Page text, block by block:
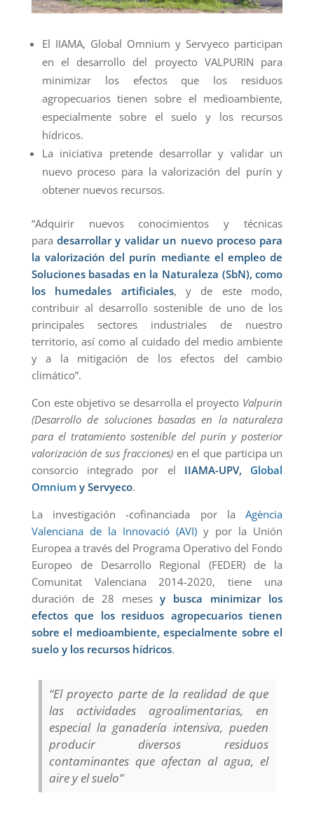
El IIAMA, Global Omnium y Servyeco participan
en el desarrollo del proyecto VALPURIN para
minimizar los efectos que los residuos
agropecuarios tienen sobre el medioambiente,
especialmente sobre el suelo y los recursos
hídricos.
La iniciativa pretende desarrollar y validar un
nuevo proceso para la valorización del purín y
obtener nuevos recursos.
“Adquirir nuevos conocimientos y técnicas
paradesarrollar y validar un nuevo proceso para
la valorización del purín mediante el empleo de
Soluciones basadas en la Naturaleza (SbN), como
los humedales artificiales, y de este modo,
contribuir al desarrollo sostenible de uno de los
principales sectores industriales de nuestro
territorio, así como al cuidado del medio ambiente
y a la mitigación de los efectos del cambio
climático”.
Con este objetivo se desarrolla el proyecto Valpurin
(Desarrollo de soluciones basadas en la naturaleza
para el tratamiento sostenible del purín y posterior
valorización de sus fracciones)en el que participa un
consorcio integrado por el IIAMA-UPV, Global
Omniumy Servyeco.
La investigación -cofinanciada por laAgència
Valenciana de la Innovació (AVI) y por la Unión
Europea a través del Programa Operativo del Fondo
Europeo de Desarrollo Regional (FEDER) de la
Comunitat Valenciana 2014-2020, tiene una
duración de 28 mesesy busca minimizar los
efectos que los residuos agropecuarios tienen
sobre el medioambiente, especialmente sobre el
suelo y los recursos hídricos.
“El proyecto parte de la realidad de que
las actividades agroalimentarias, en
especial la ganadería intensiva, pueden
producir diversos residuos
contaminantes que afectan al agua, el
aire y el suelo”